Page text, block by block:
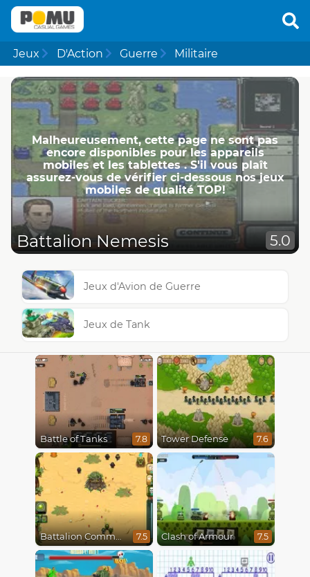
Jeux D'Action Guerre Militaire
Malheureusement, cette page ne ​​sont pas
encore disponibles pour les appareils
mobiles et les tablettes . S'il vous plaît
assurez-vous de vérifier ci-dessous nos jeux
mobiles de qualité TOP!
Battalion Nemesis 5.0
Jeux d'Avion de Guerre
Jeux de Tank
Battle of Tanks 7.8 Tower Defense 7.6
Battalion Commander 7.5 Clash of Armour 7.5